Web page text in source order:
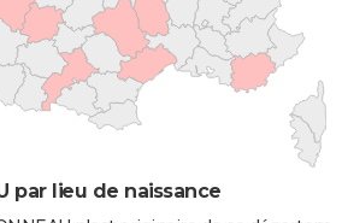
par lieu de naissance